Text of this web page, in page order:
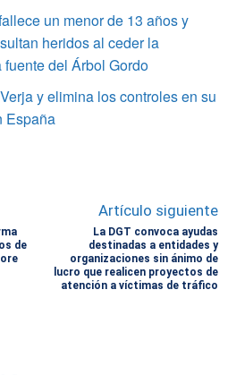
un menor de 13 años y
heridos al ceder la
del Árbol Gordo
y elimina los controles en su
España
de
Artículo siguiente
La DGT convoca ayudas
destinadas a entidades y
organizaciones sin ánimo de
lucro que realicen proyectos de
atención a víctimas de tráfico